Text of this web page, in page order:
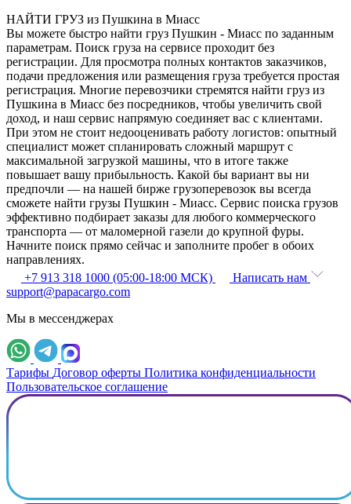
НАЙТИ ГРУЗ из Пушкина в Миасс
Вы можете быстро найти груз Пушкин - Миасс по заданным
параметрам. Поиск груза на сервисе проходит без
регистрации. Для просмотра полных контактов заказчиков,
подачи предложения или размещения груза требуется простая
регистрация. Многие перевозчики стремятся найти груз из
Пушкина в Миасс без посредников, чтобы увеличить свой
доход, и наш сервис напрямую соединяет вас с клиентами.
При этом не стоит недооценивать работу логистов: опытный
специалист может спланировать сложный маршрут с
максимальной загрузкой машины, что в итоге также
повышает вашу прибыльность. Какой бы вариант вы ни
предпочли — на нашей бирже грузоперевозок вы всегда
сможете найти грузы Пушкин - Миасс. Сервис поиска грузов
эффективно подбирает заказы для любого коммерческого
транспорта — от маломерной газели до крупной фуры.
Начните поиск прямо сейчас и заполните пробег в обоих
направлениях.
+7 913 318 1000 (05:00-18:00 МСК)
Написать нам
support@papacargo.com
Мы в мессенджерах
Тарифы Договор оферты Политика конфиденциальности
Пользовательское соглашение